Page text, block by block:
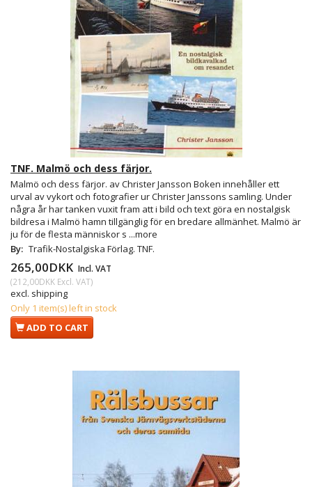
TNF. Malmö och dess färjor.
Malmö och dess färjor. av Christer Jansson Boken innehåller ett
urval av vykort och fotografier ur Christer Janssons samling. Under
några år har tanken vuxit fram att i bild och text göra en nostalgisk
bildresa i Malmö hamn tillgänglig för en bredare allmänhet. Malmö är
ju för de flesta människor s ...more
By: Trafik-Nostalgiska Förlag. TNF.
265,00DKK Incl. VAT
(212,00DKK Excl. VAT)
excl. shipping
Only 1 item(s) left in stock
ADD TO CART